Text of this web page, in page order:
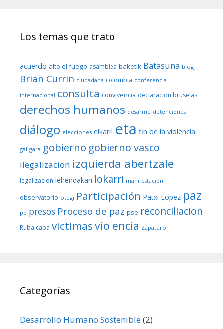
Los temas que trato
acuerdo alto el fuego asamblea baketik Batasuna blog
Brian Currin ciudadana colombia conferencia
internacional consulta convivencia declaracion bruselas
derechos humanos desarme detenciones
diálogo elecciones elkarri eta fin de la violencia
gal gara gobierno gobierno vasco
ilegalizacion izquierda abertzale
legalizacion lehendakari lokarri manifestacion
observatorio otegi Participación Patxi Lopez paz
pp presos Proceso de paz pse reconciliacion
Rubalcaba victimasviolencia Zapatero
Categorías
Desarrollo Humano Sostenible(2)